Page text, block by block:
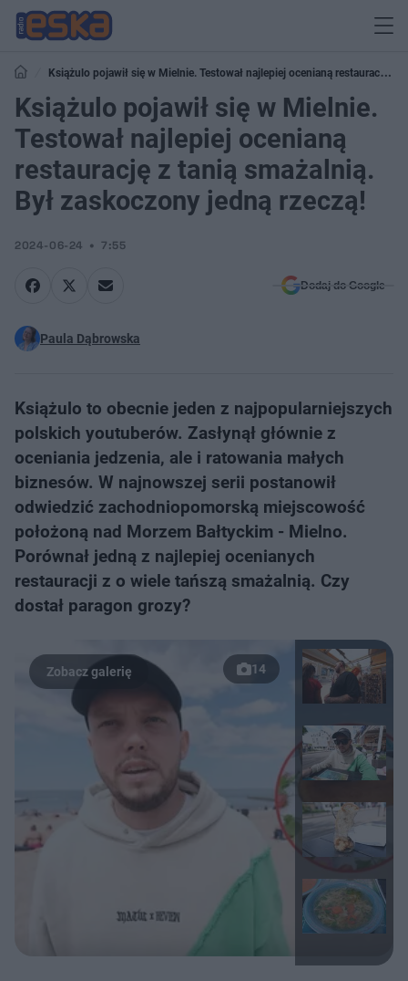
Książulo pojawił się w Mielnie. Testował najlepiej ocenianą restaurację z
tanią smażalnią. Był zaskoczony jedną rzeczą!
Książulo pojawił się w Mielnie.
Testował najlepiej ocenianą
restaurację z tanią smażalnią.
Był zaskoczony jedną rzeczą!
2024-06-24 7:55
Dodaj do Google
Paula Dąbrowska
Książulo to obecnie jeden z najpopularniejszych
polskich youtuberów. Zasłynął głównie z
oceniania jedzenia, ale i ratowania małych
biznesów. W najnowszej serii postanowił
odwiedzić zachodniopomorską miejscowość
położoną nad Morzem Bałtyckim - Mielno.
Porównał jedną z najlepiej ocenianych
restauracji z o wiele tańszą smażalnią. Czy
dostał paragon grozy?
14